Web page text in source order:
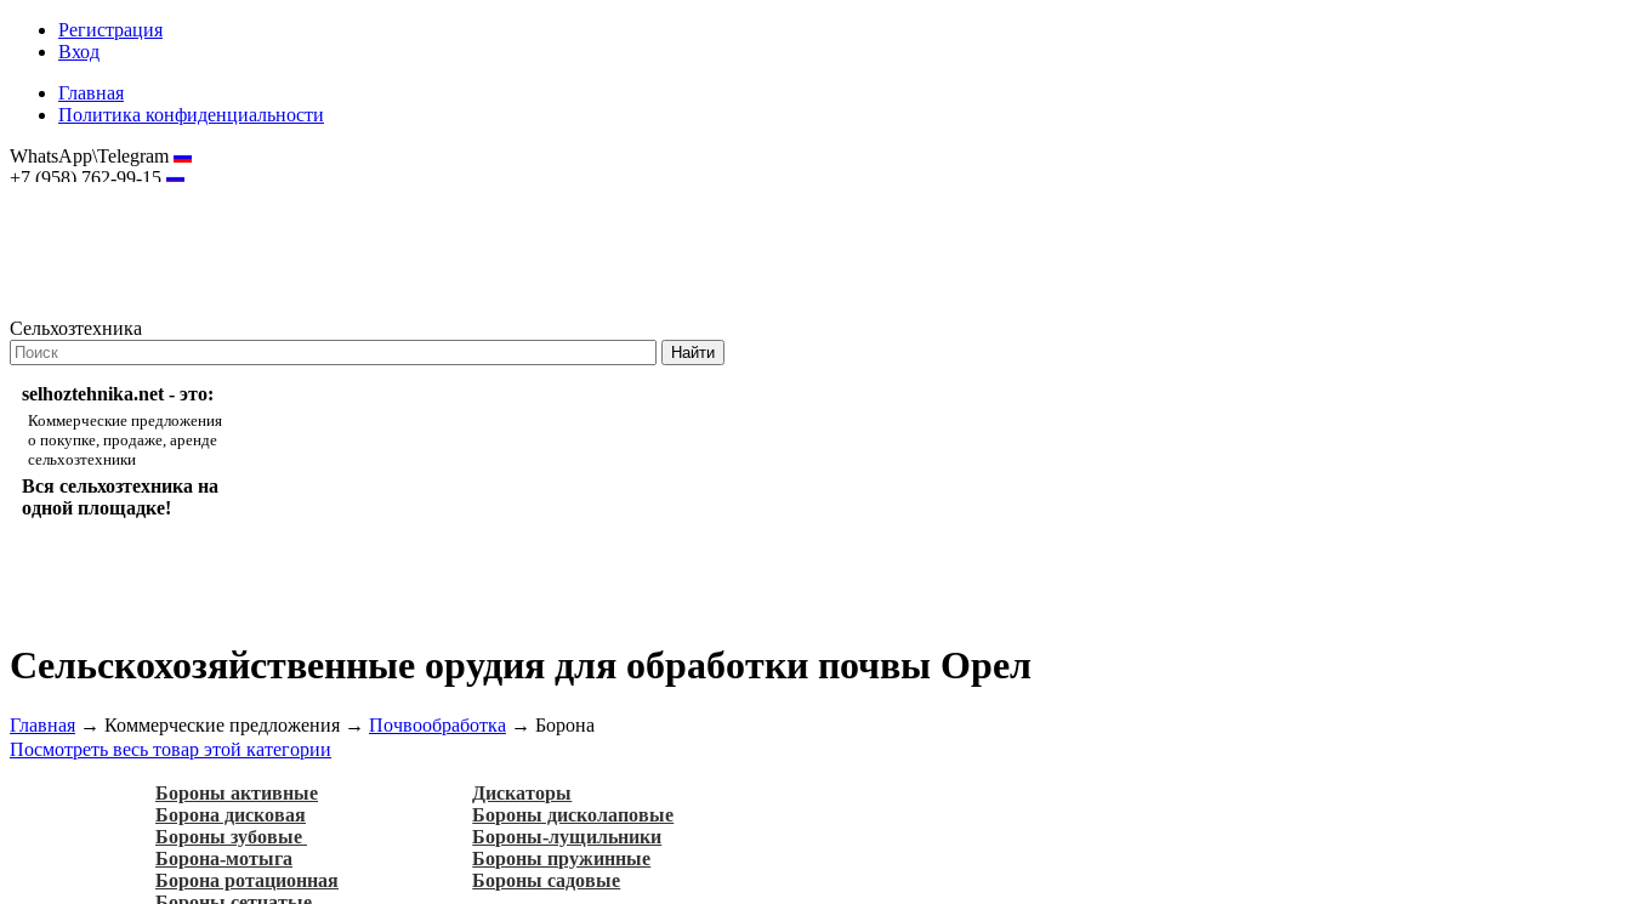
Регистрация
Вход
Главная
Политика конфиденциальности
WhatsApp\Telegram
+7 (958) 762-99-15
Сельхозтехника
selhoztehnika.net - это:
Коммерческие предложения
о покупке, продаже, аренде
сельхозтехники
Вся сельхозтехника на
одной площадке!
Сельскохозяйственные орудия для обработки почвы Орел
Главная → Коммерческие предложения → Почвообработка → Борона
Посмотреть весь товар этой категории
Бороны активные
Дискаторы
Борона дисковая
Бороны дисколаповые
Бороны зубовые
Бороны-лущильники
Борона-мотыга
Бороны пружинные
Борона ротационная
Бороны садовые